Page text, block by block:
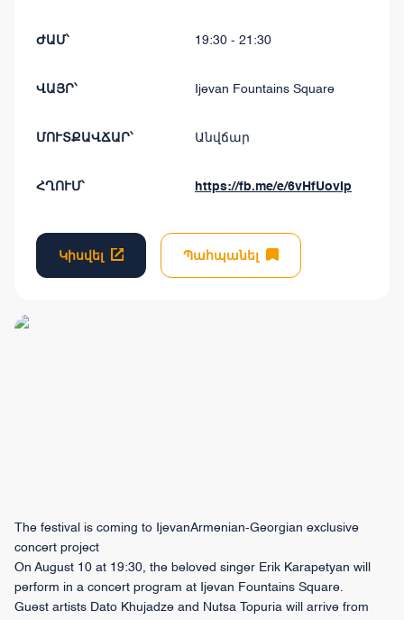
ԺԱՄ՝ 19:30 - 21:30
ՎԱՅՐ՝ Ijevan Fountains Square
ՄՈՒՏՔԱՎՃԱՐ՝ Անվճար
ՀՂՈՒՄ՝ https://fb.me/e/6vHfUovIp
Կիսվել Պահպանել
The festival is coming to IjevanArmenian-Georgian exclusive
concert project
On August 10 at 19:30, the beloved singer Erik Karapetyan will
perform in a concert program at Ijevan Fountains Square.
Guest artists Dato Khujadze and Nutsa Topuria will arrive from